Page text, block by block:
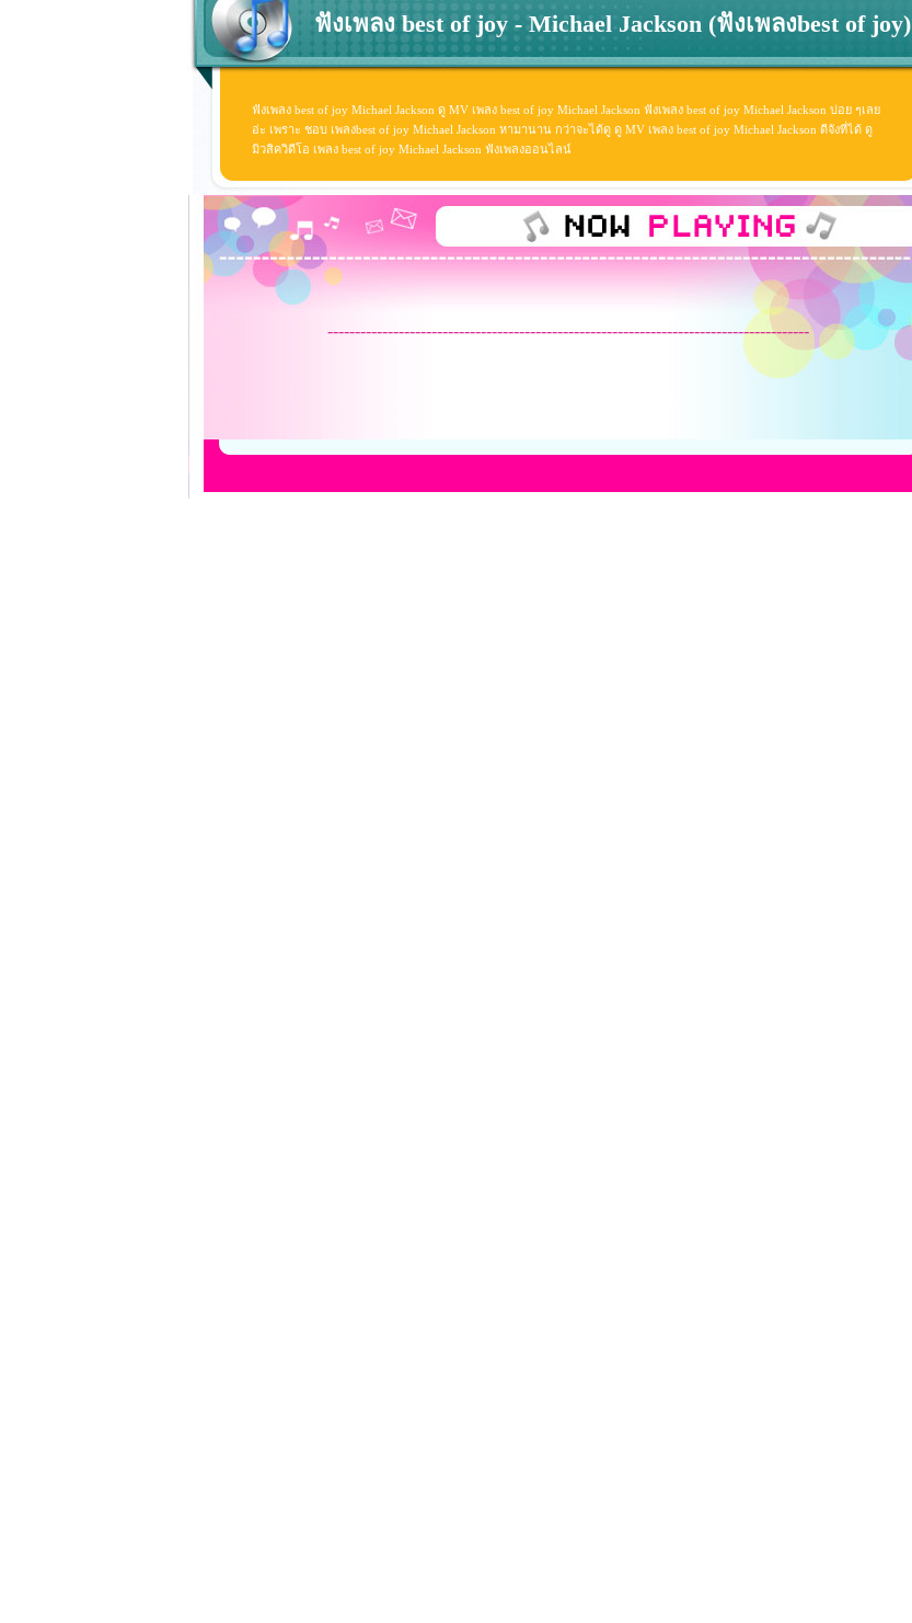
ฟังเพลง best of joy - Michael Jackson (ฟังเพลงbest of joy)
ฟังเพลง best of joy Michael Jackson ดู MV เพลง best of joy Michael Jackson ฟังเพลง best of joy Michael Jackson บ่อย ๆเลย
อ่ะ เพราะ ชอบ เพลงbest of joy Michael Jackson หามานาน กว่าจะได้ดู ดู MV เพลง best of joy Michael Jackson ดีจังที่ได้ ดู
มิวสิควิดีโอ เพลง best of joy Michael Jackson ฟังเพลงออนไลน์
----------------------------------------------------------------------------------------